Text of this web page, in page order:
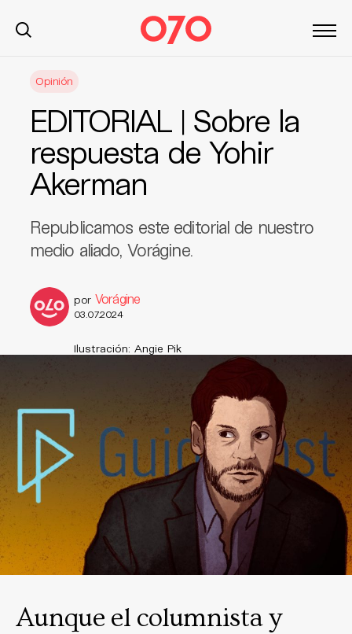
Opinión
EDITORIAL | Sobre la
respuesta de Yohir
Akerman
Republicamos este editorial de nuestro
medio aliado, Vorágine.
por Vorágine
03.07.2024
Ilustración: Angie Pik
Aunque el columnista y